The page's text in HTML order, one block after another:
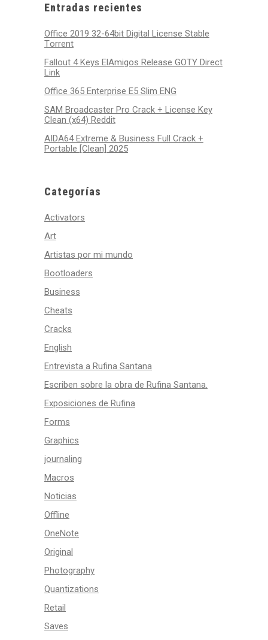
Entradas recientes
Office 2019 32-64bit Digital License Stable
Tоrrеnt
Fallout 4 Keys ElAmigos Release GOTY Direct
Link
Office 365 Enterprise E5 Slim ENG
SAM Broadcaster Pro Crack + License Key
Clean (x64) Reddit
AIDA64 Extreme & Business Full Crack +
Portable [Clean] 2025
Categorías
Activators
Art
Artistas por mi mundo
Bootloaders
Business
Cheats
Cracks
English
Entrevista a Rufina Santana
Escriben sobre la obra de Rufina Santana.
Exposiciones de Rufina
Forms
Graphics
journaling
Macros
Noticias
Offline
OneNote
Original
Photography
Quantizations
Retail
Saves